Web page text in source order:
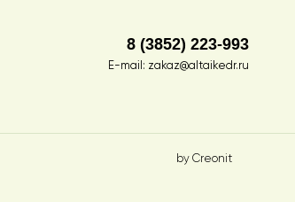
8 (3852) 223-993
E-mail: zakaz@altaikedr.ru
by Creonit